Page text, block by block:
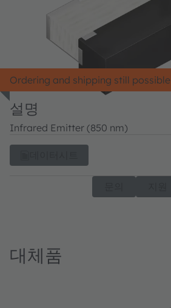
Ordering and shipping still possible
설명
Infrared Emitter (850 nm)
대체품